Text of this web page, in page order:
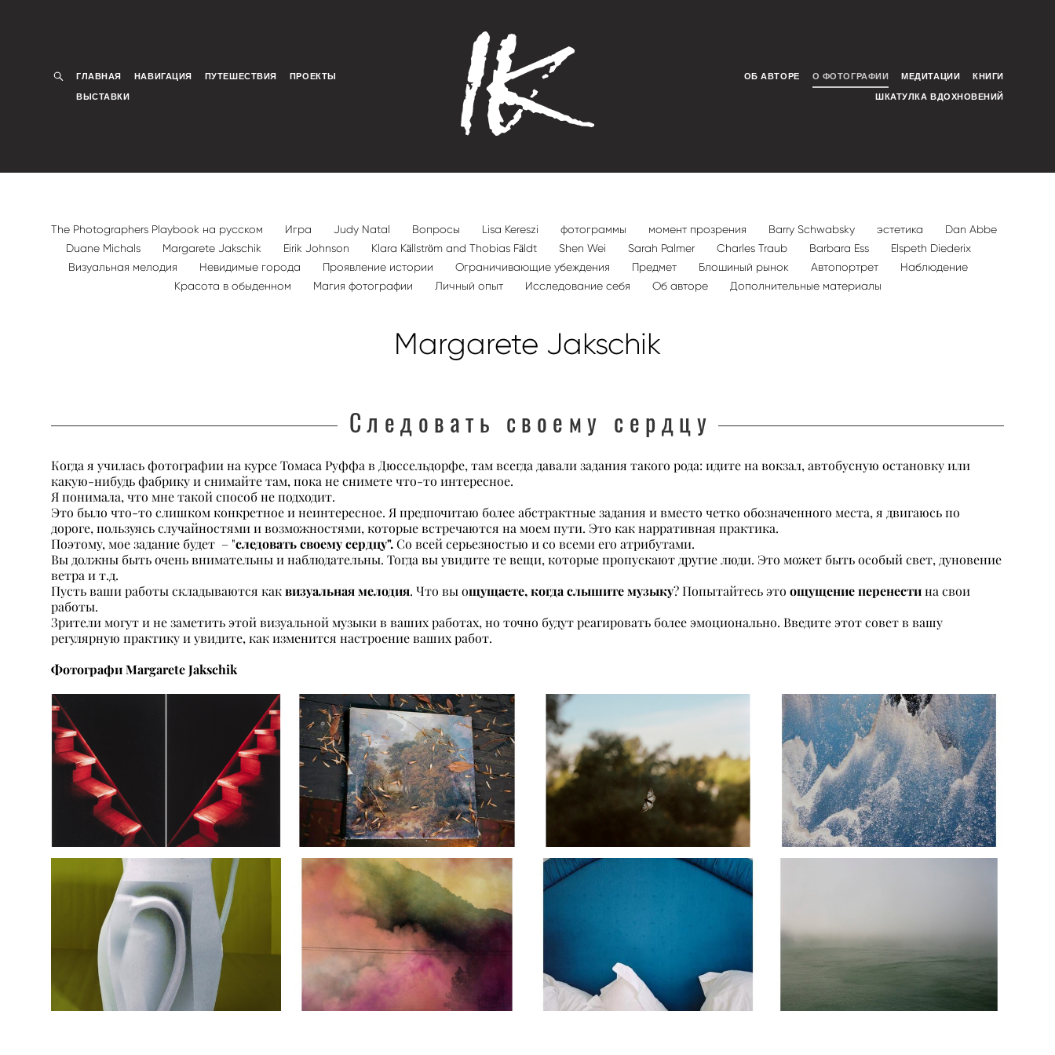
ГЛАВНАЯ НАВИГАЦИЯ ПУТЕШЕСТВИЯ ПРОЕКТЫ
ВЫСТАВКИ
ОБ АВТОРЕ О ФОТОГРАФИИ МЕДИТАЦИИ КНИГИ
ШКАТУЛКА ВДОХНОВЕНИЙ
The Photographers Playbook на русском Игра Judy Natal Вопросы Lisa Kereszi фотограммы момент прозрения Barry Schwabsky эстетика
Dan Abbe
Duane Michals
Margarete Jakschik Eirik Johnson Klara Källström and Thobias Fäldt Shen Wei Sarah Palmer Charles Traub Barbara Ess
Elspeth Diederix
Визуальная мелодия
Невидимые города Проявление истории Ограничивающие убеждения Предмет Блошиный рынок Автопортрет
Наблюдение
Красота в обыденном
Магия фотографии Личный опыт Исследование себя Об авторе Дополнительные материалы
Margarete Jakschik
Следовать своему сердцу
Когда я училась фотографии на курсе Томаса Руффа в Дюссельдорфе, там всегда давали задания такого рода: идите на вокзал, автобусную остановку или
какую-нибудь фабрику и снимайте там, пока не снимете что-то интересное.
Я понимала, что мне такой способ не подходит.
Это было что-то слишком конкретное и неинтересное. Я предпочитаю более абстрактные задания и вместо четко обозначенного места, я двигаюсь по
дороге, пользуясь случайностями и возможностями, которые встречаются на моем пути. Это как нарративная практика.
Поэтому, мое задание будет – "следовать своему сердцу". Со всей серьезностью и со всеми его атрибутами.
Вы должны быть очень внимательны и наблюдательны. Тогда вы увидите те вещи, которые пропускают другие люди. Это может быть особый свет, дуновение
ветра и т.д.
Пусть ваши работы складываются как визуальная мелодия. Что вы ощущаете, когда слышите музыку? Попытайтесь это ощущение перенести на свои
работы.
Зрители могут и не заметить этой визуальной музыки в ваших работах, но точно будут реагировать более эмоционально. Введите этот совет в вашу
регулярную практику и увидите, как изменится настроение ваших работ.
Фотографи Margarete Jakschik